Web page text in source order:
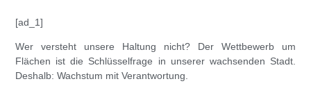
[ad_1]
Wer versteht unsere Haltung nicht? Der Wettbewerb um
Flächen ist die Schlüsselfrage in unserer wachsenden Stadt.
Deshalb: Wachstum mit Verantwortung.